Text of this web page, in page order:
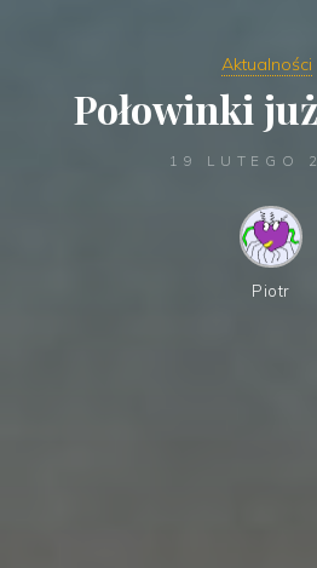
Aktualności
Połowinki
19 LUTEGO
Piotr